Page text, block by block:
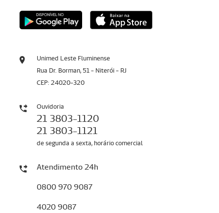
Unimed Leste Fluminense
Rua Dr. Borman, 51 - Niterói - RJ
CEP: 24020-320
Ouvidoria
21 3803-1120
21 3803-1121
de segunda a sexta, horário comercial
Atendimento 24h
0800 970 9087
4020 9087